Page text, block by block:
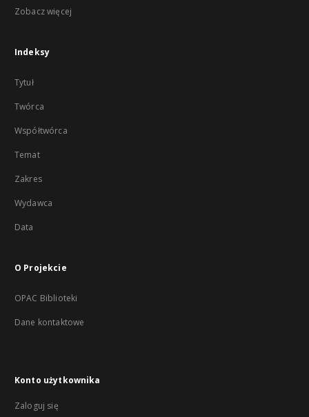
Zobacz więcej
Indeksy
Tytuł
Twórca
Współtwórca
Temat
Zakres
Wydawca
Data
O Projekcie
OPAC Biblioteki
Dane kontaktowe
Konto użytkownika
Zaloguj się